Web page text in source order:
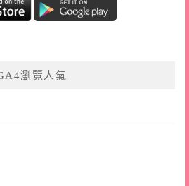
瀏覽人氣